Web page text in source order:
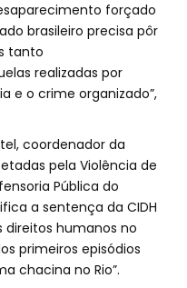
forçado
brasileiro precisa pôr
tanto
realizadas por
e o crime organizado”,
coordenador da
pela Violência de
Pública do
a sentença da CIDH
humanos no
primeiros episódios
chacina no Rio”.